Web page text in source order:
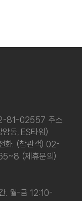
81-02557 주소.
동, ES타워)
화. (참관객) 02-
(제휴문의)
. 월-금 12:10-